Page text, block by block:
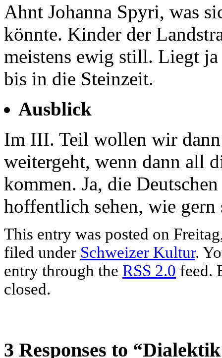
Ahnt Johanna Spyri, was
könnte. Kinder der
meistens ewig still. Liegt
bis in die Steinzeit.
Ausblick
Im III. Teil wollen wir
weitergeht, wenn dann all
kommen. Ja, die
hoffentlich sehen, wie
This entry was posted on
filed under Schweizer Kultur.
entry through the RSS 2.0 feed.
closed.
3 Responses to